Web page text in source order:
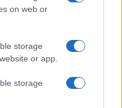
on web or
storage
or app.
storage